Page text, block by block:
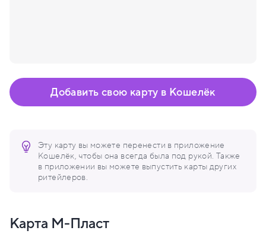
Эту карту вы можете перенести в приложение
Кошелёк, чтобы она всегда была под рукой. Также
в приложении вы можете выпустить карты других
ритейлеров.
Добавить свою карту в Кошелёк
Карта М-Пласт